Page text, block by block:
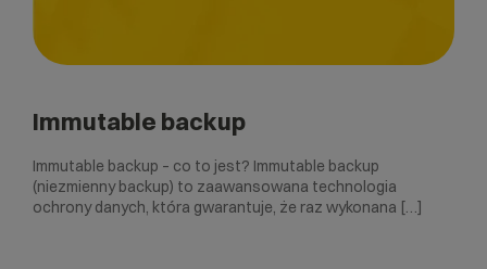
Immutable backup
Immutable backup – co to jest? Immutable backup
(niezmienny backup) to zaawansowana technologia
ochrony danych, która gwarantuje, że raz wykonana […]